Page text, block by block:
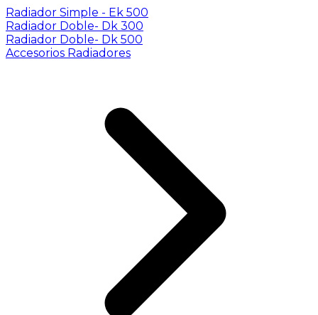
Radiador Simple - Ek 500
Radiador Doble- Dk 300
Radiador Doble- Dk 500
Accesorios Radiadores